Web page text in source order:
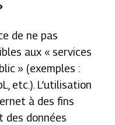
de ne pas
aux « services
» (exemples :
etc.). L’utilisation
à des fins
des données